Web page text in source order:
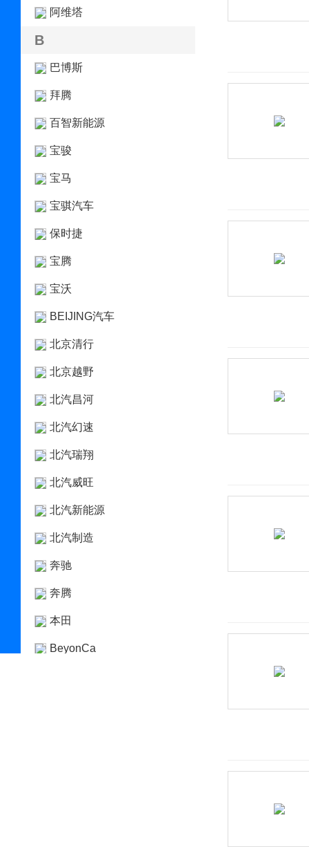
阿维塔
B
巴博斯
拜腾
百智新能源
宝骏
宝马
宝骐汽车
保时捷
宝腾
宝沃
BEIJING汽车
北京清行
北京越野
北汽昌河
北汽幻速
北汽瑞翔
北汽威旺
北汽新能源
北汽制造
奔驰
奔腾
本田
BeyonCa